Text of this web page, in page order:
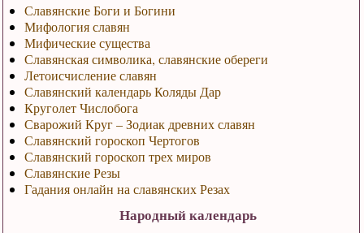
Славянские Боги и Богини
Мифология славян
Мифические существа
Славянская символика, славянские обереги
Летоисчисление славян
Славянский календарь Коляды Дар
Круголет Числобога
Сварожий Круг – Зодиак древних славян
Славянский гороскоп Чертогов
Славянский гороскоп трех миров
Славянские Резы
Гадания онлайн на славянских Резах
Народный календарь